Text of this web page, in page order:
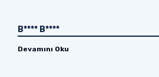
B**** B****
Devamını Oku